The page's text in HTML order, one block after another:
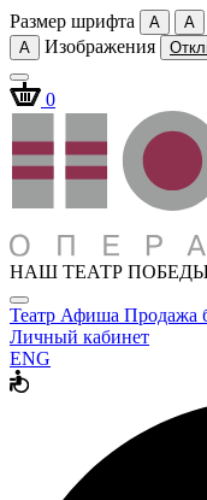
Размер шрифта A A
A
Изображения
0
НАШ ТЕАТР
Театр Афиша Продажа
Личный кабинет
ENG